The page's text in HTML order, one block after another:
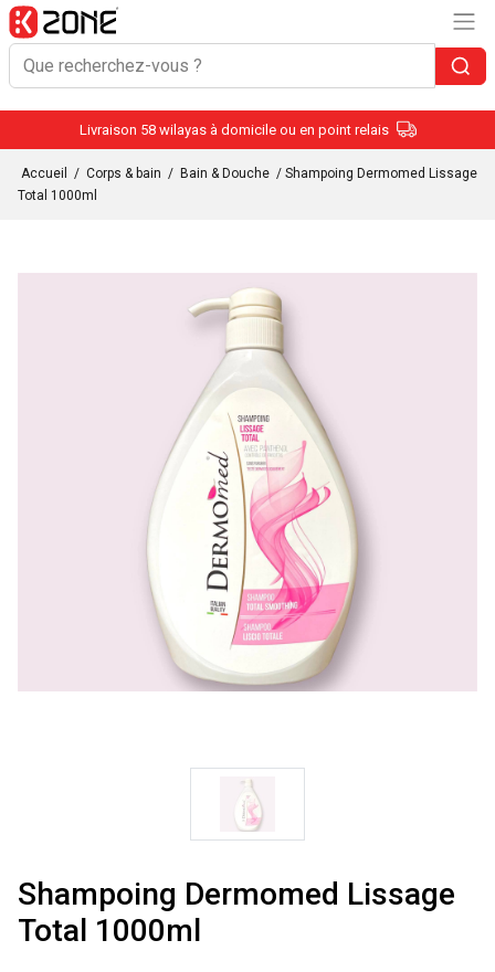
Livraison 58 wilayas à domicile ou en point relais
Accueil / Corps & bain / Bain & Douche / Shampoing Dermomed Lissage
Total 1000ml
Shampoing Dermomed Lissage
Total 1000ml